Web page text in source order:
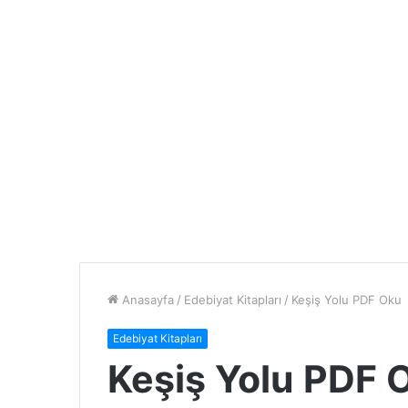
Anasayfa / Edebiyat Kitapları / Keşiş Yolu PDF Oku
Edebiyat Kitapları
Keşiş Yolu PDF